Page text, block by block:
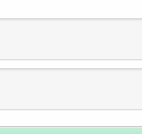
het zwemmen en
uur hoogwaardige